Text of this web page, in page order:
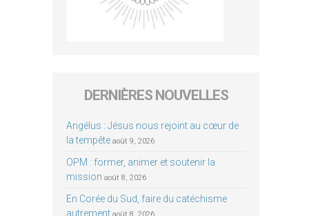
DERNIÈRES NOUVELLES
Angélus : Jésus nous rejoint au cœur de
la tempête août 9, 2026
OPM : former, animer et soutenir la
mission août 8, 2026
En Corée du Sud, faire du catéchisme
autrement